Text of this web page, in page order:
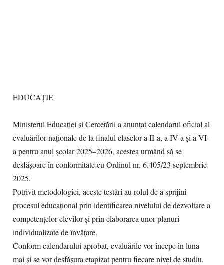
EDUCAȚIE
Ministerul Educației și Cercetării a anunțat calendarul oficial al
evaluărilor naționale de la finalul claselor a II-a, a IV-a și a VI-
a pentru anul școlar 2025–2026, acestea urmând să se
desfășoare în conformitate cu Ordinul nr. 6.405/23 septembrie
2025.
Potrivit metodologiei, aceste testări au rolul de a sprijini
procesul educațional prin identificarea nivelului de dezvoltare a
competențelor elevilor și prin elaborarea unor planuri
individualizate de învățare.
Conform calendarului aprobat, evaluările vor începe în luna
mai și se vor desfășura etapizat pentru fiecare nivel de studiu.